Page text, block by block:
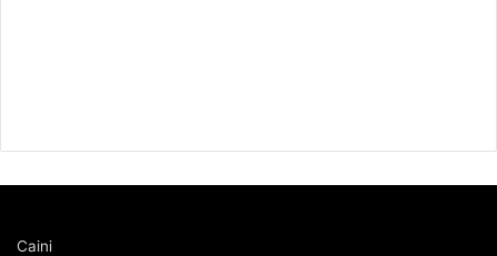
Caini